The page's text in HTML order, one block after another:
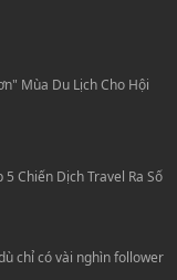
Mùa Du Lịch Cho Hội
Chiến Dịch Travel Ra Số
chỉ có vài nghìn follower